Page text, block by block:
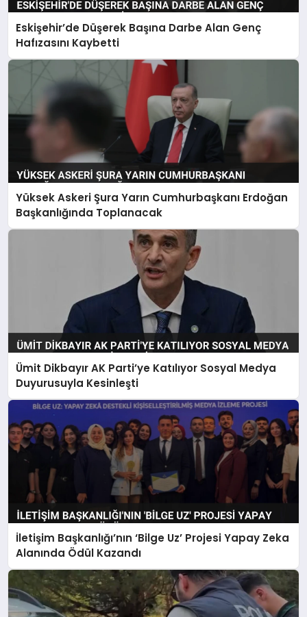
Eskişehir’de Düşerek Başına Darbe Alan Genç
Hafızasını Kaybetti
Yüksek Askeri Şura Yarın Cumhurbaşkanı Erdoğan
Başkanlığında Toplanacak
Ümit Dikbayır AK Parti’ye Katılıyor Sosyal Medya
Duyurusuyla Kesinleşti
İletişim Başkanlığı’nın ‘Bilge Uz’ Projesi Yapay Zeka
Alanında Ödül Kazandı